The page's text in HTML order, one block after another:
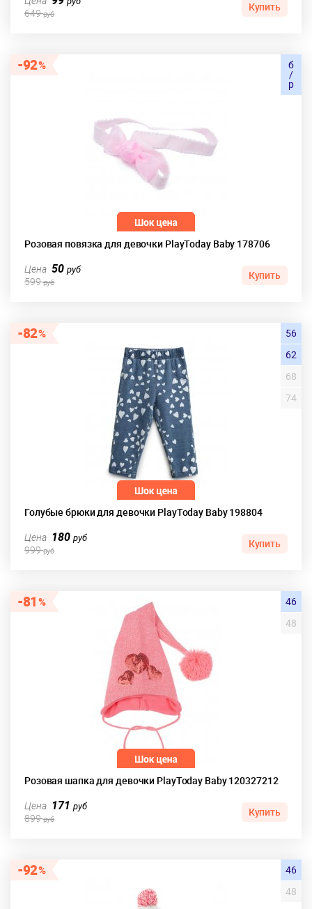
649руб
Купить
92
Розовая повязка для девочки PlayToday Baby 178706
б
/
р
Цена 50руб
599руб
Купить
82
Голубые брюки для девочки PlayToday Baby 198804
56
62
68
74
Цена 180руб
999руб
Купить
81
Розовая шапка для девочки PlayToday Baby 120327212
46
48
Цена 171руб
899руб
Купить
92
46
48